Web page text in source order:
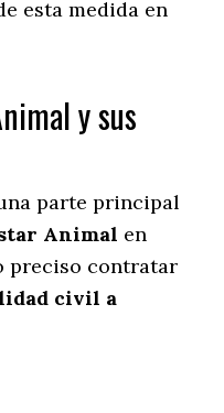
esta medida en
y sus
parte principal
Animal en
preciso contratar
civil a